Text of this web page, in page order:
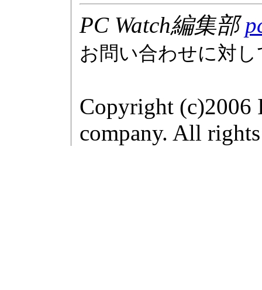
PC Watch編集部
お問い合わせに対
Copyright (c)2006
company. All